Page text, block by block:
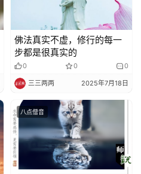
佛法真实不虚，修行的每一
步都是很真实的
0 0 0
三三两两 2025年7月18日
八点僧音